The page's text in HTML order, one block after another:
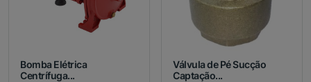
Bomba Elétrica
Centrífuga...
Válvula de Pé Sucção
Captação...